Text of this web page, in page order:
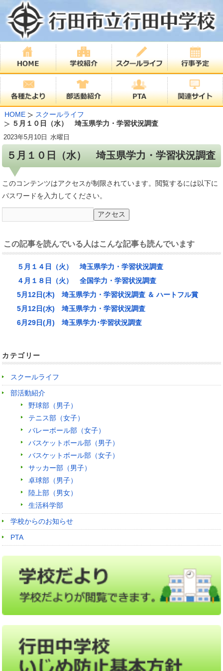
HOME
スクールライフ
５月１０日（水） 埼玉県学力・学習状況調査
５月１０日（水） 埼玉県学力・学習状況調査
2023年5月10日 水曜日
このコンテンツはアクセスが制限されています。閲覧するには以下に
パスワードを入力してください。
この記事を読んでいる人はこんな記事も読んでいます
５月１４日（火） 埼玉県学力・学習状況調査
４月１８日（火） 全国学力・学習状況調査
5月12日(木) 埼玉県学力・学習状況調査 ＆ ハートフル賞
5月12日(水) 埼玉県学力・学習状況調査
6月29日(月) 埼玉県学力･学習状況調査
カテゴリー
スクールライフ
部活動紹介
野球部（男子）
テニス部（女子）
バレーボール部（女子）
バスケットボール部（男子）
バスケットボール部（女子）
サッカー部（男子）
卓球部（男子）
陸上部（男女）
生活科学部
学校からのお知らせ
PTA